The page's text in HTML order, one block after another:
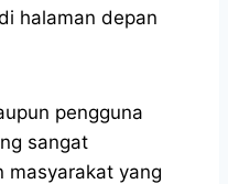
halaman depan
pengguna
sangat
masyarakat yang